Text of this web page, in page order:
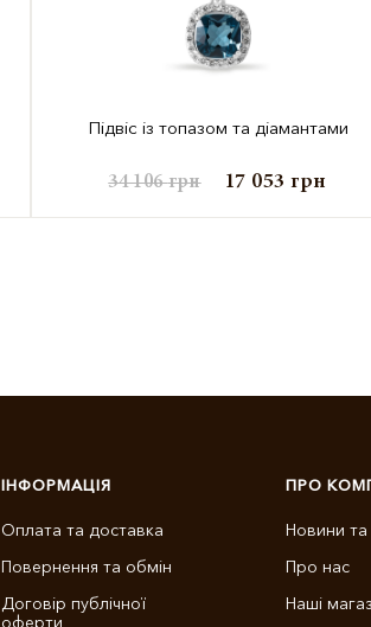
Підвіс із топазом та діамантами
34 106грн 17 053 грн
ІНФОРМАЦІЯ
Оплата та доставка
Повернення та обмін
Договір публічної
оферти
ПРО
Новини та
Про нас
Наші